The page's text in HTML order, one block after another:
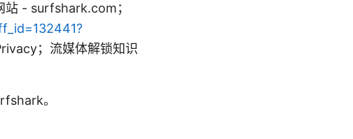
站 - surfshark.com；
；流媒体解锁知识
。